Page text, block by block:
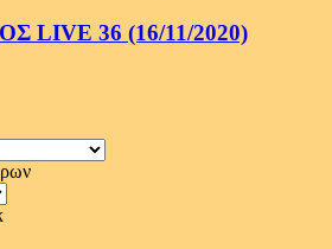
LIVE 36 (16/11/2020)